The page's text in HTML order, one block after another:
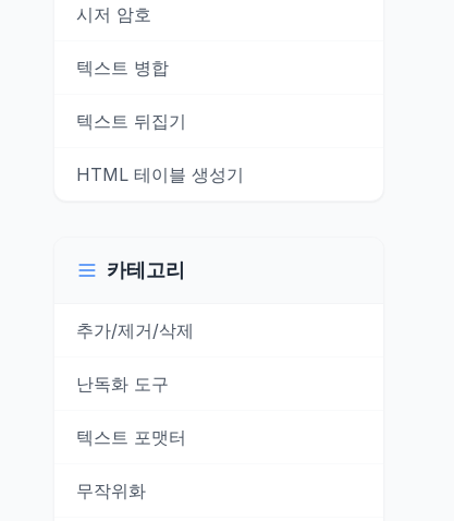
시저 암호
텍스트 병합
텍스트 뒤집기
HTML 테이블 생성기
카테고리
추가/제거/삭제
난독화 도구
텍스트 포맷터
무작위화